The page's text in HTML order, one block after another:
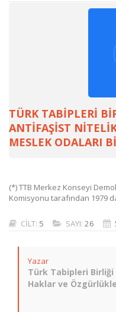
TÜRK TABİPLERİ
ANTİFAŞİST
MESLEK ODALARI
(*) TTB Merkez Konseyi
Komisyonu tarafından 1979
CİLT: 5 SAYI: 26
Yazar
Türk Tabipleri
Haklar ve